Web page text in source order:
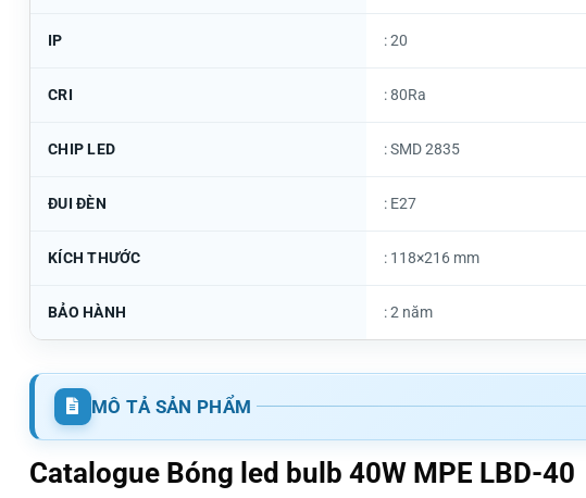
IP : 20
CRI : 80Ra
CHIP LED : SMD 2835
ĐUI ĐÈN : E27
KÍCH THƯỚC : 118×216 mm
BẢO HÀNH : 2 năm
MÔ TẢ SẢN PHẨM
Catalogue Bóng led bulb 40W MPE LBD-40